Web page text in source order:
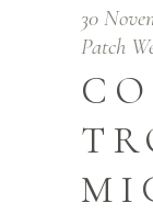
30
Patch